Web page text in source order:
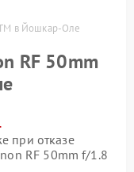
в Йошкар-Оле
RF 50mm
при отказе
RF 50mm f/1.8